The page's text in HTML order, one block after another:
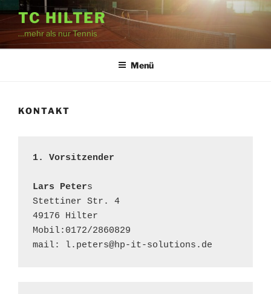
Inhalt
springen
TC HILTER
…mehr als nur Tennis
Menü
KONTAKT
1. Vorsitzender
Lars Peters
Stettiner Str. 4
49176 Hilter
Mobil:0172/2860829
mail: l.peters@hp-it-solutions.de